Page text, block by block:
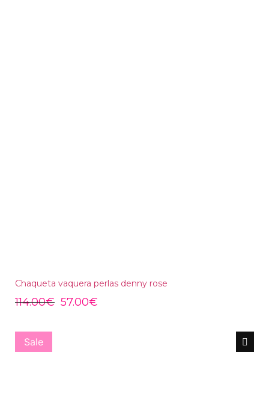
Chaqueta vaquera perlas denny rose
114.00€ 57.00€
Sale